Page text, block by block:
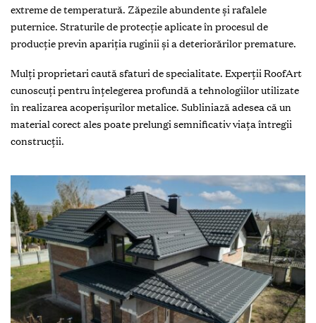
extreme de temperatură. Zăpezile abundente și rafalele
puternice. Straturile de protecție aplicate în procesul de
producție previn apariția ruginii și a deteriorărilor premature.
Mulți proprietari caută sfaturi de specialitate. Experții RoofArt
cunoscuți pentru înțelegerea profundă a tehnologiilor utilizate
în realizarea acoperișurilor metalice. Subliniază adesea că un
material corect ales poate prelungi semnificativ viața întregii
construcții.